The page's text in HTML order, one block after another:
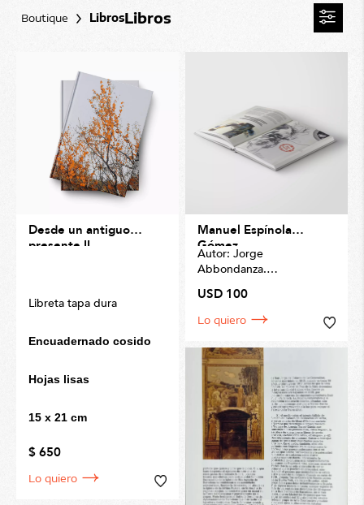
Boutique LibrosLibros
Desde un antiguo
presente II
Libreta tapa dura
Encuadernado cosido
Hojas lisas
15 x 21 cm
$ 650
Lo quiero
Manuel Espínola
Gómez
Autor: Jorge
Abbondanza.
Medidas: 34 x 25cm.
Una invitación a explorar
la vida y obra de un
creador extraordinario.
pintor, poeta, diseñador
y escenógrafo uruguayo,
uno de los artistas más
grandes que ha dado el
Uruguay en la segunda
mitad del siglo XX.
USD 100
Lo quiero